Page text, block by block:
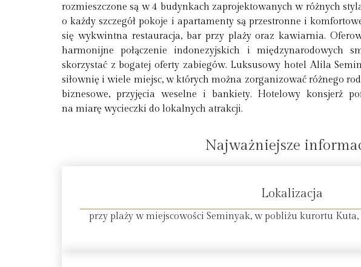
rozmieszczone są w 4 budynkach zaprojektowanych w różnych
o każdy szczegół pokoje i apartamenty są przestronne i
się wykwintna restauracja, bar przy plaży oraz kawiarnia.
harmonijne połączenie indonezyjskich i międzynarodowych
skorzystać z bogatej oferty zabiegów. Luksusowy hotel Alila
siłownię i wiele miejsc, w których można zorganizować różnego
biznesowe, przyjęcia weselne i bankiety. Hotelowy konsjerż
na miarę wycieczki do lokalnych atrakcji.
Najważniejsze
Lokalizacja
przy plaży w miejscowości Seminyak, w pobliżu kurortu